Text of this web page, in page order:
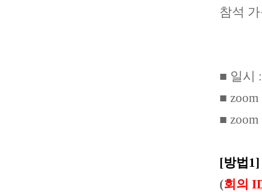
참석
■ 일시
■
■
[방법1]
(회의